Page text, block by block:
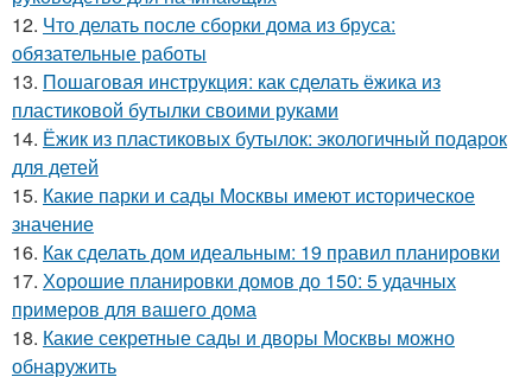
12. Что делать после сборки дома из бруса:
обязательные работы
13. Пошаговая инструкция: как сделать ёжика из
пластиковой бутылки своими руками
14. Ёжик из пластиковых бутылок: экологичный подарок
для детей
15. Какие парки и сады Москвы имеют историческое
значение
16. Как сделать дом идеальным: 19 правил планировки
17. Хорошие планировки домов до 150: 5 удачных
примеров для вашего дома
18. Какие секретные сады и дворы Москвы можно
обнаружить